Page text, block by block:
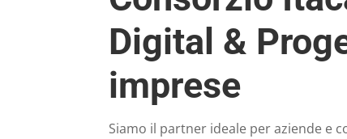
Digital &
imprese
Siamo il partner ideale per aziende e